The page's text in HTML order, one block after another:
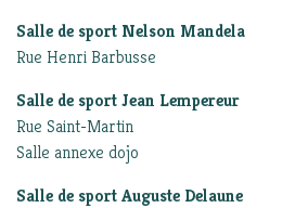
Salle de sport Nelson Mandela
Rue Henri Barbusse
Salle de sport Jean Lempereur
Rue Saint-Martin
Salle annexe dojo
Salle de sport Auguste Delaune